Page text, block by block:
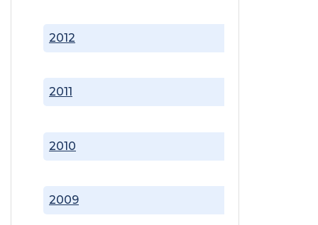
2009
2010
2011
2012